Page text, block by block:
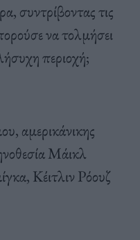
συντρίβοντας τις
να τολμήσει
περιοχή;
αμερικάνικης
Μάικλ
Kέιτλιν Ρόουζ